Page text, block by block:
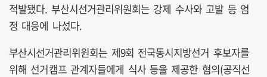
적발됐다. 부산시선거관리위원회는 강제 수사와 고발 등 엄
정 대응에 나섰다.
부산시선거관리위원회는 제9회 전국동시지방선거 후보자를
위해 선거캠프 관계자들에게 식사 등을 제공한 혐의(공직선